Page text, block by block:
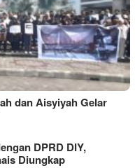
dan Aisyiyah Gelar
DPRD DIY,
Diungkap